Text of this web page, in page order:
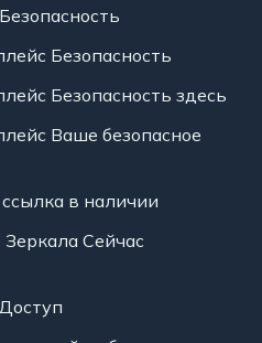
Безопасность
Безопасность здесь
Ваше безопасное
в наличии
Сейчас